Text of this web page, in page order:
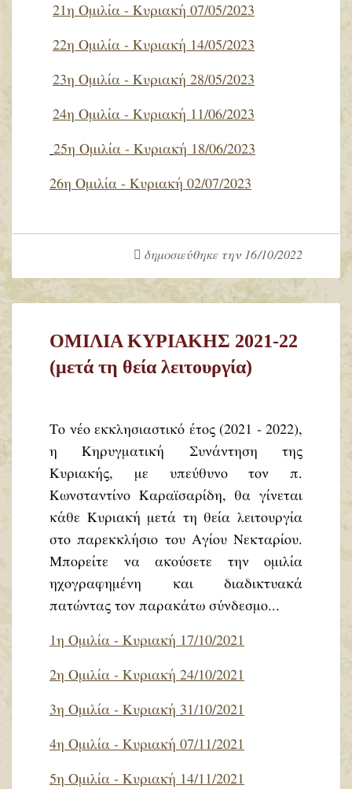
21η Ομιλία - Κυριακή 07/05/2023
22η Ομιλία - Κυριακή 14/05/2023
23η Ομιλία - Κυριακή 28/05/2023
24η Ομιλία - Κυριακή 11/06/2023
25η Ομιλία - Κυριακή 18/06/2023
26η Ομιλία - Κυριακή 02/07/2023
δημοσιεύθηκε την 16/10/2022
ΟΜΙΛΙΑ ΚΥΡΙΑΚΗΣ 2021-22
(μετά τη θεία λειτουργία)
Το νέο εκκλησιαστικό έτος (2021 - 2022),
η Κηρυγματική Συνάντηση της
Κυριακής, με υπεύθυνο τον π.
Κωνσταντίνο Καραϊσαρίδη, θα γίνεται
κάθε Κυριακή μετά τη θεία λειτουργία
στο παρεκκλήσιο του Αγίου Νεκταρίου.
Μπορείτε να ακούσετε την ομιλία
ηχογραφημένη και διαδικτυακά
πατώντας τον παρακάτω σύνδεσμο...
1η Ομιλία - Κυριακή 17/10/2021
2η Ομιλία - Κυριακή 24/10/2021
3η Ομιλία - Κυριακή 31/10/2021
4η Ομιλία - Κυριακή 07/11/2021
5η Ομιλία - Κυριακή 14/11/2021